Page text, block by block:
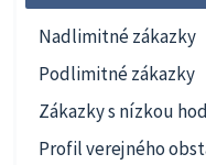
Nadlimitné zákazky
Podlimitné zákazky
Zákazky s nízkou
Profil verejného